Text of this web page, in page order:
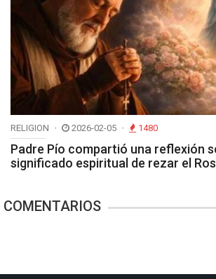
RELIGION 2026-02-05 1480
Padre Pío compartió una reflexión
significado espiritual de rezar el
COMENTARIOS